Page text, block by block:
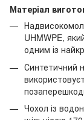
Матеріал
UHMWPE,
одним із
Синтетичний
Чохол із